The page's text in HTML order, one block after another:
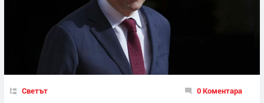
Светът 0 Коментара